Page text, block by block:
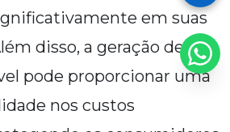
em suas
disso, a geração de
pode proporcionar uma
nos custos